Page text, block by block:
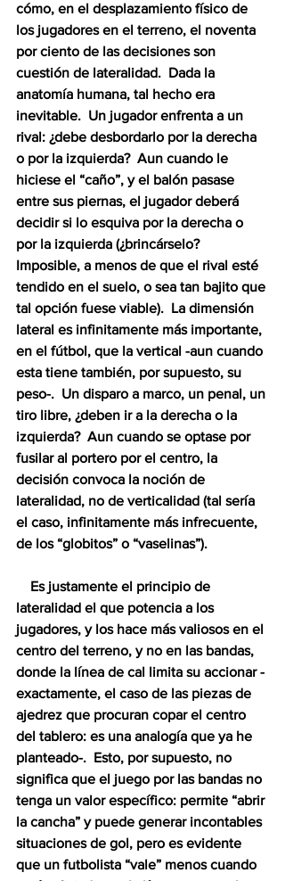
cómo, en el desplazamiento físico de
los jugadores en el terreno, el noventa
por ciento de las decisiones son
cuestión de lateralidad.  Dada la
anatomía humana, tal hecho era
inevitable.  Un jugador enfrenta a un
rival: ¿debe desbordarlo por la derecha
o por la izquierda?  Aun cuando le
hiciese el “caño”, y el balón pasase
entre sus piernas, el jugador deberá
decidir si lo esquiva por la derecha o
por la izquierda (¿brincárselo?
Imposible, a menos de que el rival esté
tendido en el suelo, o sea tan bajito que
tal opción fuese viable).  La dimensión
lateral es infinitamente más importante,
en el fútbol, que la vertical -aun cuando
esta tiene también, por supuesto, su
peso-.  Un disparo a marco, un penal, un
tiro libre, ¿deben ir a la derecha o la
izquierda?  Aun cuando se optase por
fusilar al portero por el centro, la
decisión convoca la noción de
lateralidad, no de verticalidad (tal sería
el caso, infinitamente más infrecuente,
de los “globitos” o “vaselinas”).
lateralidad el que potencia a los
jugadores, y los hace más valiosos en el
centro del terreno, y no en las bandas,
donde la línea de cal limita su accionar -
exactamente, el caso de las piezas de
ajedrez que procuran copar el centro
del tablero: es una analogía que ya he
planteado-.  Esto, por supuesto, no
significa que el juego por las bandas no
tenga un valor específico: permite “abrir
la cancha” y puede generar incontables
situaciones de gol, pero es evidente
que un futbolista “vale” menos cuando